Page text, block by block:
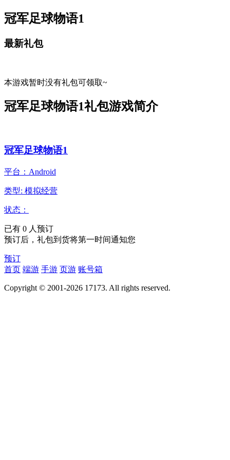
冠军足球物语1
最新礼包
本游戏暂时没有礼包可领取~
冠军足球物语1礼包游戏简介
冠军足球物语1
平台：Android
类型: 模拟经营
状态：
已有 0 人预订
预订后，礼包到货将第一时间通知您
预订
首页 端游 手游 页游 账号箱
Copyright © 2001-2026 17173. All rights reserved.